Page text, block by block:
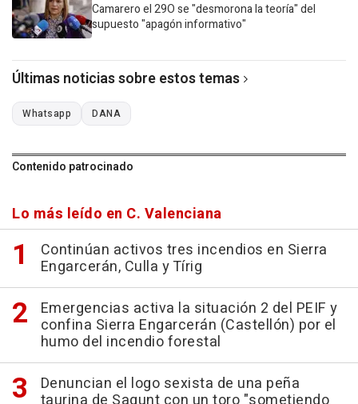
Camarero el 29O se "desmorona la teoría" del
supuesto "apagón informativo"
Últimas noticias sobre estos temas
Whatsapp DANA
Contenido patrocinado
Lo más leído en C. Valenciana
Continúan activos tres incendios en Sierra
Engarcerán, Culla y Tírig
Emergencias activa la situación 2 del PEIF y
confina Sierra Engarcerán (Castellón) por el
humo del incendio forestal
Denuncian el logo sexista de una peña